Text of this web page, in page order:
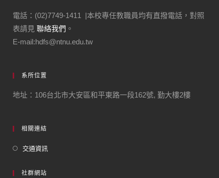
電話：(02)7749-1411 |本校專任教職員均有直撥電話，對照
表請見聯絡我們 。
E-mail:hdfs@ntnu.edu.tw
系所位置
地址：106台北市大安區和平東路一段162號, 勤大樓2樓
相關連結
交通資訊
社群網站